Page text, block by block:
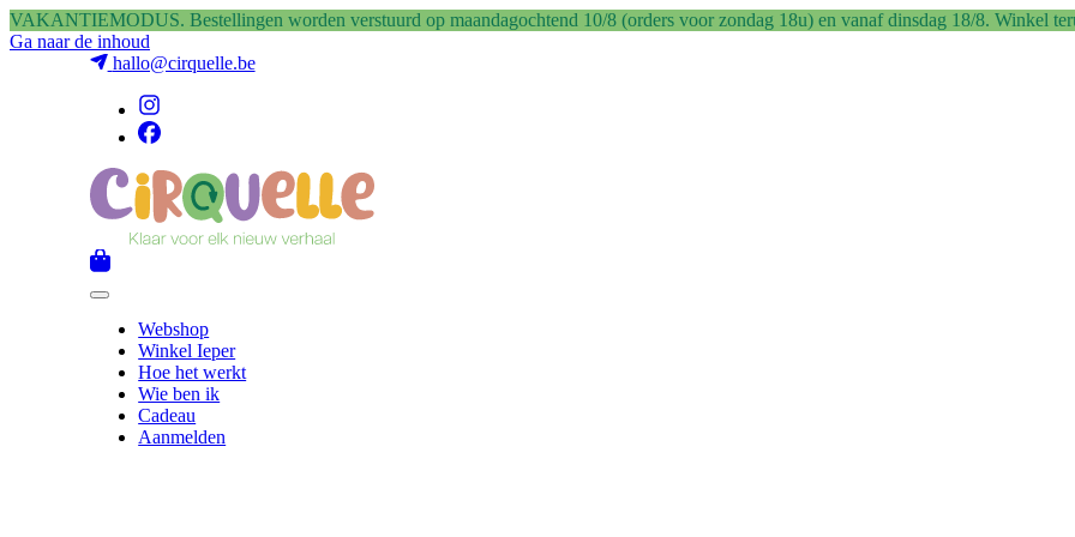
VAKANTIEMODUS. Bestellingen worden verstuurd op maandagochtend 10/8 (orders voor zondag 18u) en vanaf dinsdag 18/8. Winkel
Ga naar de inhoud
hallo@cirquelle.be
Webshop
Winkel Ieper
Hoe het werkt
Wie ben ik
Cadeau
Aanmelden